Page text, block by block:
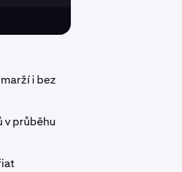
i bez
v průběhu